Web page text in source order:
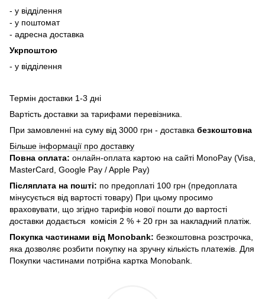
- у відділення
- у поштомат
- адресна доставка
Укрпоштою
- у відділення
Термін доставки 1-3 дні
Вартість доставки за тарифами перевізника.
При замовленні на суму від 3000 грн - доставка безкоштовна
Більше інформації про доставку
Повна оплата: онлайн-оплата картою на сайті MonoPay (Visa,
MasterCard, Google Pay / Apple Pay)
Післяплата на пошті: по предоплаті 100 грн (предоплата
мінусується від вартості товару) При цьому просимо
враховувати, що згідно тарифів нової пошти до вартості
доставки додається комісія 2 % + 20 грн за накладний платіж.
Покупка частинами від Monobank: безкоштовна розстрочка,
яка дозволяє розбити покупку на зручну кількість платежів. Для
Покупки частинами потрібна картка Monobank.